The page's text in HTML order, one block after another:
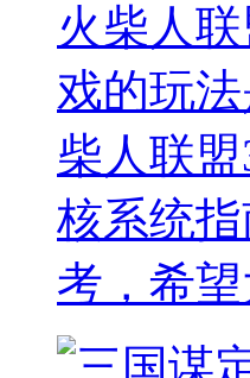
火柴人
戏的玩
柴人联
核系统
考，希望